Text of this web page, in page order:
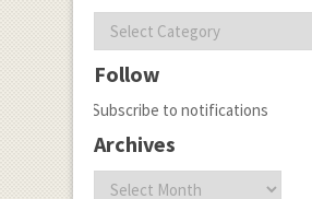
Follow
Subscribe to notifications
Archives